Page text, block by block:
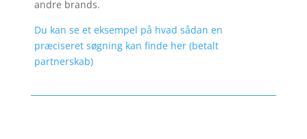
andre brands.
Du kan se et eksempel på hvad sådan en
præciseret søgning kan finde her (betalt
partnerskab)